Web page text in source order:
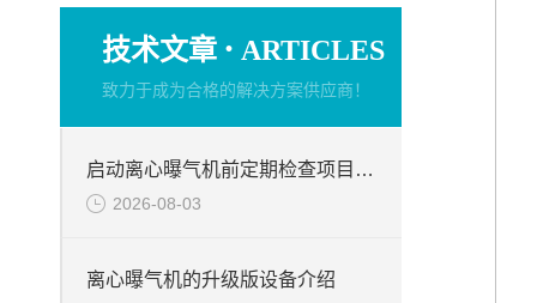
技术文章 · ARTICLES
致力于成为合格的解决方案供应商！
启动离心曝气机前定期检查项目分析
2026-08-03
离心曝气机的升级版设备介绍